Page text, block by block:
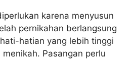
karena menyusun
pernikahan berlangsung
hatian yang lebih tinggi
Pasangan perlu